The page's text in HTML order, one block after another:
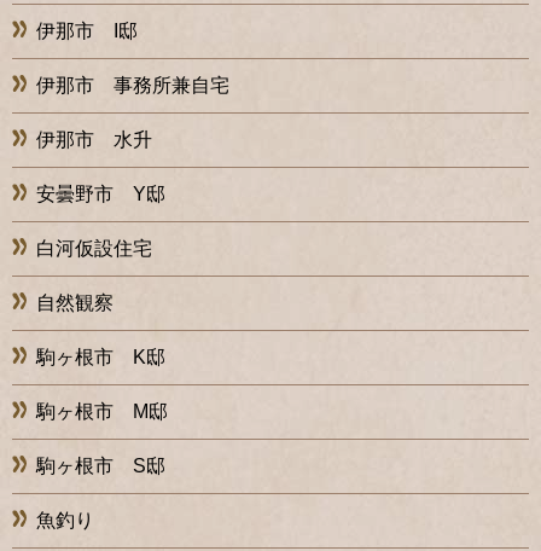
伊那市 I邸
伊那市 事務所兼自宅
伊那市 水升
安曇野市 Y邸
白河仮設住宅
自然観察
駒ヶ根市 K邸
駒ヶ根市 M邸
駒ヶ根市 S邸
魚釣り